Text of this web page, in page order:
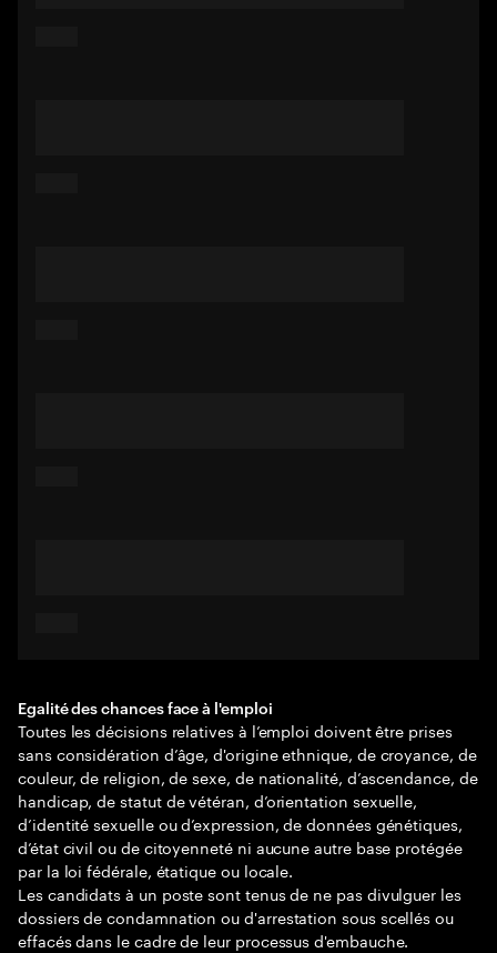
Egalité des chances face à l'emploi
Toutes les décisions relatives à l’emploi doivent être prises
sans considération d’âge, d'origine ethnique, de croyance, de
couleur, de religion, de sexe, de nationalité, d’ascendance, de
handicap, de statut de vétéran, d’orientation sexuelle,
d’identité sexuelle ou d’expression, de données génétiques,
d’état civil ou de citoyenneté ni aucune autre base protégée
par la loi fédérale, étatique ou locale.
Les candidats à un poste sont tenus de ne pas divulguer les
dossiers de condamnation ou d'arrestation sous scellés ou
effacés dans le cadre de leur processus d'embauche.